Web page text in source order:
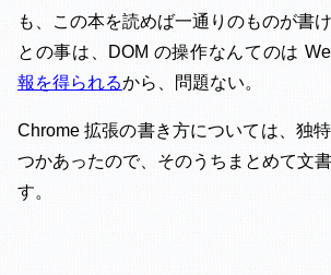
も、この本を読めば一通りのものが書
との事は、DOM の操作なんてのは
報を得られるから、問題ない。
Chrome 拡張の書き方については、独
つかあったので、そのうちまとめて文
す。